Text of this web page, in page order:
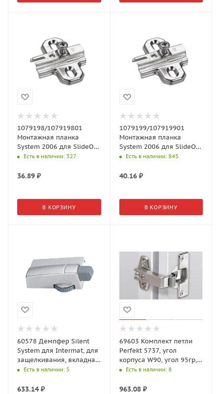
1079198/107919801
Монтажная планка
System 2006 для SlideOn,
L37, D1,5 под
винтов)
Есть в наличии: 327
36.89 ₽
В КОРЗИНУ
1079199/107919901
Монтажная планка
System 2006 для SlideOn,
L37, D3, под
Есть в наличии: 845
40.16₽
В КОРЗИНУ
60578 Демпфер Silent
System для Intermat, для
защелкивания, вкладная,
цинковое литье
Есть в наличии: 5
633.14₽
69603 Комплект петли
Perfekt 5737, угол
корпуса W90, угол 95гр,
чашка TH42 D35
Есть в наличии: 8
963.08₽